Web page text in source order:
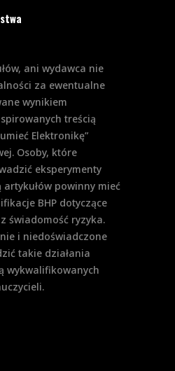
ani wydawca nie
za ewentualne
wynikiem
treścią
Elektronikę”
Osoby, które
eksperymenty
powinny mieć
BHP dotyczące
świadomość ryzyka.
i niedoświadczone
takie działania
wykwalifikowanych